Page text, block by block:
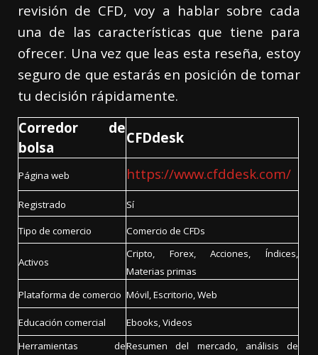
revisión de CFD, voy a hablar sobre cada
una de las características que tiene para
ofrecer. Una vez que leas esta reseña, estoy
seguro de que estarás en posición de tomar
tu decisión rápidamente.
Corredor de
bolsa
CFDdesk
Página web https://www.cfddesk.com/
Registrado Sí
Tipo de comercio Comercio de CFDs
Activos
Cripto, Forex, Acciones, Índices,
Materias primas
Plataforma de comercio Móvil, Escritorio, Web
Educación comercial
Ebooks, Videos
Herramientas deResumen del mercado, análisis de